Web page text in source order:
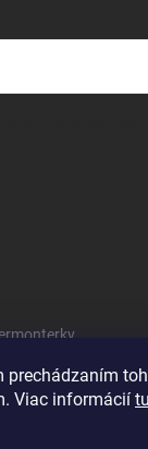
prechádzaním
Viac informácií tu